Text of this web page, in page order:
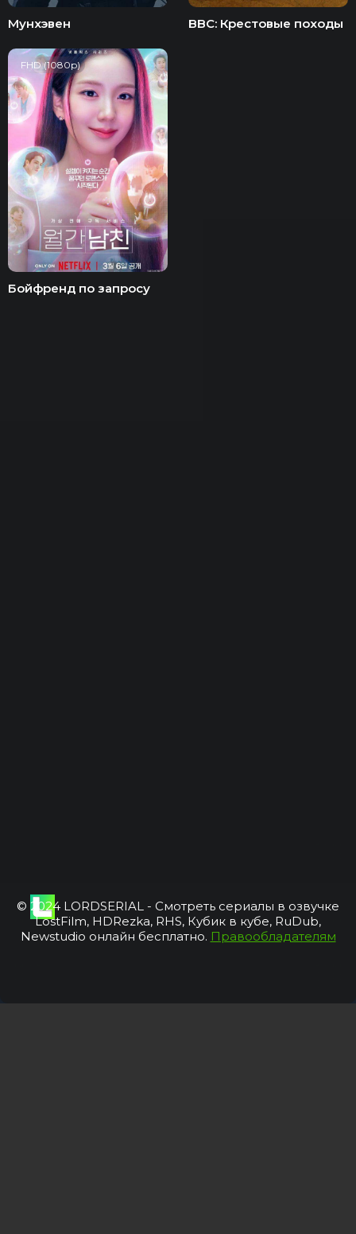
Мунхэвен BBC: Крестовые походы
FHD (1080p)
Бойфренд по запросу
© 2024 LORDSERIAL - Смотреть сериалы в озвучке
LostFilm, HDRezka, RHS, Кубик в кубе, RuDub,
Newstudio онлайн бесплатно. Правообладателям